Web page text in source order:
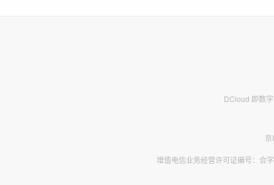
DCloud 即数
增值电信业务经营许可证编号：合